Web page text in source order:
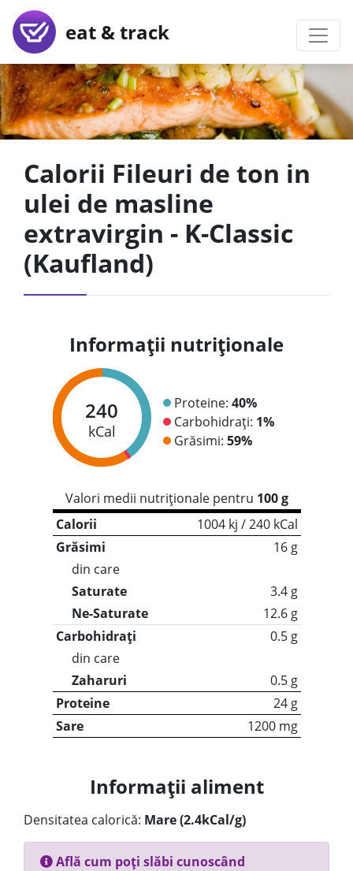
eat & track
Calorii Fileuri de ton in
ulei de masline
extravirgin - K-Classic
(Kaufland)
Informații nutriționale
240
kCal
Proteine: 40%
Carbohidrați: 1%
Grăsimi: 59%
Valori medii nutriționale pentru 100 g
Calorii
1004 kj / 240 kCal
Grăsimi
16 g
din care
Saturate
3.4 g
Ne-Saturate
12.6 g
Carbohidrați
0.5 g
din care
Zaharuri
0.5 g
Proteine
24 g
Sare
1200 mg
Informații aliment
Densitatea calorică: Mare (2.4kCal/g)
Află cum poți slăbi cunoscând